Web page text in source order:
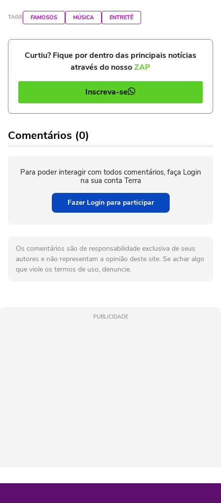
TAGS FAMOSOS MÚSICA ENTRETÊ
Curtiu? Fique por dentro das principais notícias
através do nossoZAP
Inscreva-se
Comentários (0)
Para poder interagir com todos comentários, faça Login
na sua conta Terra
Fazer Login para participar
Os comentários são de responsabilidade exclusiva de seus
autores e não representam a opinião deste site. Se achar algo
que viole os termos de uso, denuncie.
PUBLICIDADE